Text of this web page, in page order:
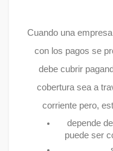
Cuando una
con los pagos se
debe cubrir
cobertura sea a
corriente pero,
depende
puede ser